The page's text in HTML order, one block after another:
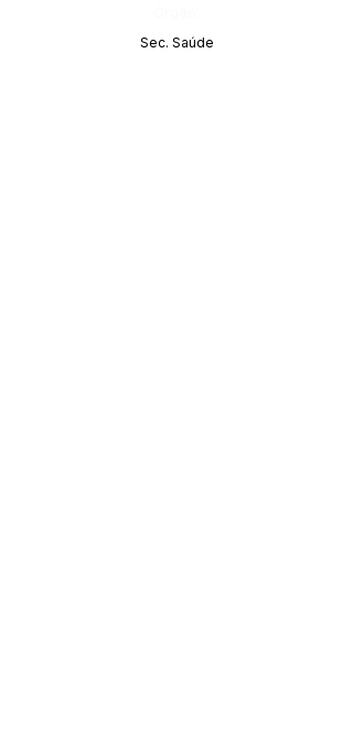
Sec. Saúde